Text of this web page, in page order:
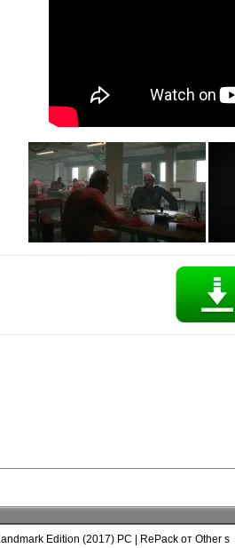
Edition (2017) PC | RePack от Other s